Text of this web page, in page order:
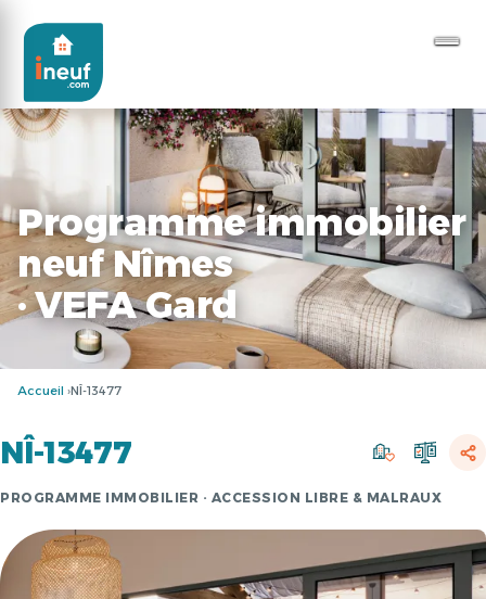
Programme immobilier
neuf Nîmes
· VEFA Gard
Accueil NÎ-13477
NÎ-13477
PROGRAMME IMMOBILIER · ACCESSION LIBRE & MALRAUX